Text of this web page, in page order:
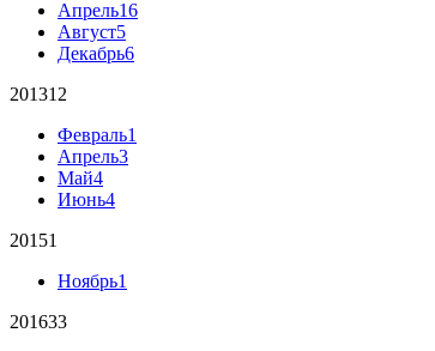
Апрель16
Август5
Декабрь6
201312
Февраль1
Апрель3
Май4
Июнь4
20151
Ноябрь1
201633